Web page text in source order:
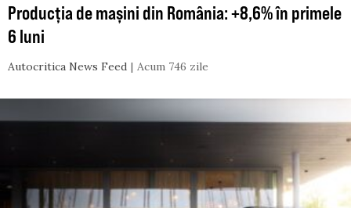
Producția de mașini din România: +8,6% în primele
6 luni
Autocritica News Feed Acum 746 zile